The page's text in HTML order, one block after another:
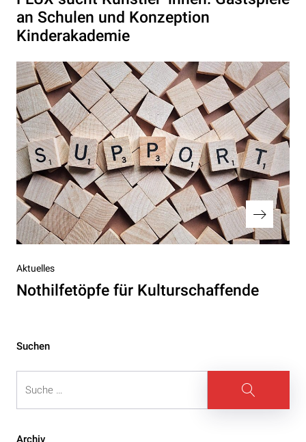
an Schulen und Konzeption
Kinderakademie
Nächster
Beitrag
Aktuelles
Nothilfetöpfe für Kulturschaffende
Suchen
Suche
Archiv